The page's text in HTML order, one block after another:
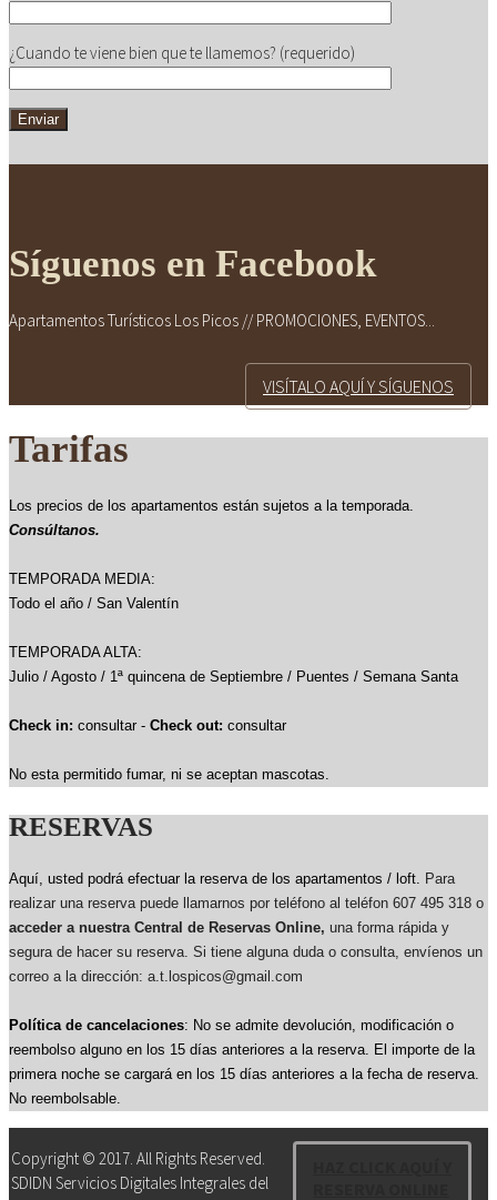
¿Cuando te viene bien que te llamemos? (requerido)
Síguenos en Facebook
Apartamentos Turísticos Los Picos // PROMOCIONES, EVENTOS...
VISÍTALO AQUÍ Y SÍGUENOS
Tarifas
Los precios de los apartamentos están sujetos a la temporada.
Consúltanos.
TEMPORADA MEDIA:
Todo el año / San Valentín
TEMPORADA ALTA:
Julio / Agosto / 1ª quincena de Septiembre / Puentes / Semana Santa
Check in: consultar - Check out: consultar
No esta permitido fumar, ni se aceptan mascotas.
RESERVAS
Aquí, usted podrá efectuar la reserva de los apartamentos / loft. Para
realizar una reserva puede llamarnos por teléfono al teléfon 607 495 318 o
acceder a nuestra Central de Reservas Online, una forma rápida y
segura de hacer su reserva. Si tiene alguna duda o consulta, envíenos un
correo a la dirección: a.t.lospicos@gmail.com
Política de cancelaciones: No se admite devolución, modificación o
reembolso alguno en los 15 días anteriores a la reserva. El importe de la
primera noche se cargará en los 15 días anteriores a la fecha de reserva.
No reembolsable.
Copyright © 2017. All Rights Reserved.
SDIDN Servicios Digitales Integrales del